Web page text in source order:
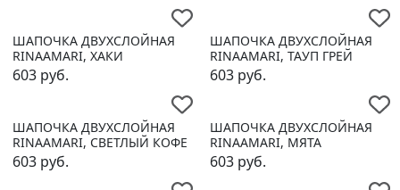
ШАПОЧКА ДВУХСЛОЙНАЯ
RINAAMARI, ХАКИ
603 руб.
ШАПОЧКА ДВУХСЛОЙНАЯ
RINAAMARI, ТАУП ГРЕЙ
603 руб.
ШАПОЧКА ДВУХСЛОЙНАЯ
RINAAMARI, СВЕТЛЫЙ КОФЕ
603 руб.
ШАПОЧКА ДВУХСЛОЙНАЯ
RINAAMARI, МЯТА
603 руб.